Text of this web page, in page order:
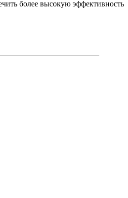
более высокую эффективность